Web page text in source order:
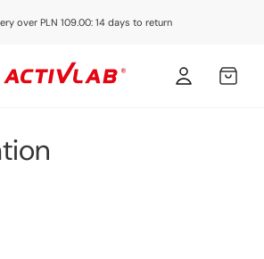
over PLN 109.00: 14 days to return
in
CART